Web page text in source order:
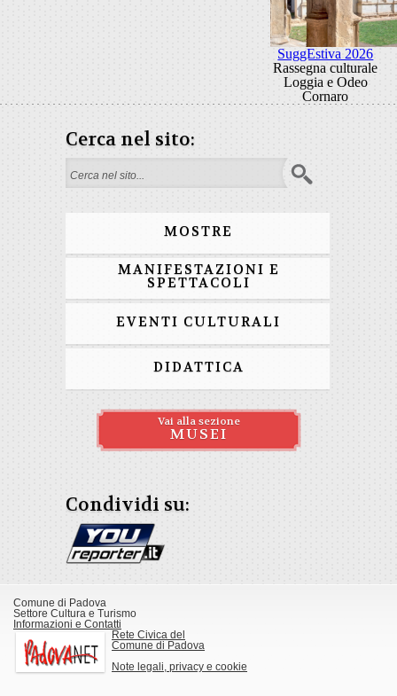
SuggEstiva 2026
Rassegna culturale
Loggia e Odeo
Cornaro
Cerca nel sito:
Form di ricerca
MOSTRE
MANIFESTAZIONI E
SPETTACOLI
EVENTI CULTURALI
DIDATTICA
Vai alla sezione
MUSEI
Condividi su:
Comune di Padova
Settore Cultura e Turismo
Informazioni e Contatti
Rete Civica del
Comune di Padova
Note legali, privacy e cookie